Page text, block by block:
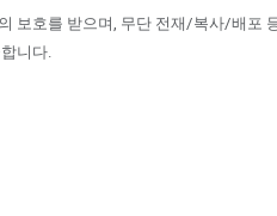
보호를 받으며, 무단 전재/복사/배포
니다.